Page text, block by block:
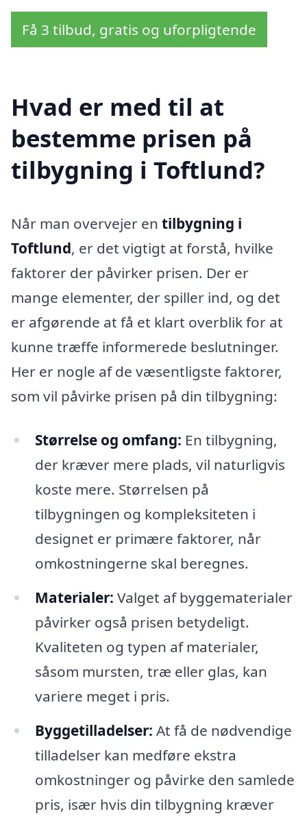
Få 3 tilbud, gratis og uforpligtende
Hvad er med til at
bestemme prisen på
tilbygning i Toftlund?
Når man overvejer en tilbygning i
Toftlund, er det vigtigt at forstå, hvilke
faktorer der påvirker prisen. Der er
mange elementer, der spiller ind, og det
er afgørende at få et klart overblik for at
kunne træffe informerede beslutninger.
Her er nogle af de væsentligste faktorer,
som vil påvirke prisen på din tilbygning:
Størrelse og omfang: En tilbygning,
der kræver mere plads, vil naturligvis
koste mere. Størrelsen på
tilbygningen og kompleksiteten i
designet er primære faktorer, når
omkostningerne skal beregnes.
Materialer: Valget af byggematerialer
påvirker også prisen betydeligt.
Kvaliteten og typen af materialer,
såsom mursten, træ eller glas, kan
variere meget i pris.
Byggetilladelser: At få de nødvendige
tilladelser kan medføre ekstra
omkostninger og påvirke den samlede
pris, især hvis din tilbygning kræver